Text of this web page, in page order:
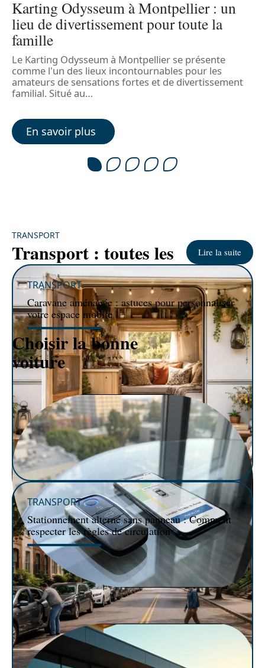
Karting Odysseum à Montpellier : un
lieu de divertissement pour toute la
famille
Le Karting Odysseum à Montpellier se présente
comme l'un des lieux incontournables pour les
amateurs de sensations fortes et de divertissement
familial. Situé au…
En savoir plus
TRANSPORT
Transport : toutes les Lire la suite
TRANSPORT
Caravane aménagée : astuces pour personnaliser
votre espace mobile
TRANSPORT
Stationnement alterné sans panneau : Comment
respecter les règles de circulation
VOITURE
Choisir la bonne
voiture
Lire la
suite
VOITURE
Comment puis-je tracer ma voiture en cas de vol ?